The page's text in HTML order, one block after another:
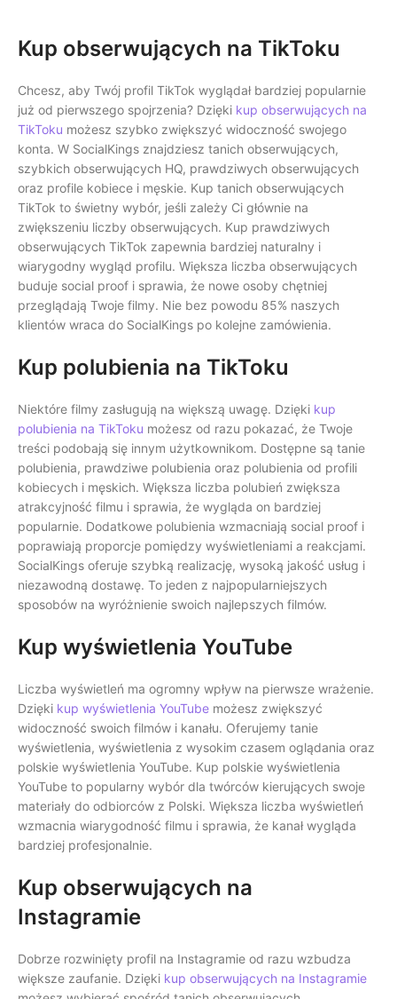
Kup obserwujących na TikToku
Chcesz, aby Twój profil TikTok wyglądał bardziej popularnie
już od pierwszego spojrzenia? Dzięki kup obserwujących na
TikToku możesz szybko zwiększyć widoczność swojego
konta. W SocialKings znajdziesz tanich obserwujących,
szybkich obserwujących HQ, prawdziwych obserwujących
oraz profile kobiece i męskie. Kup tanich obserwujących
TikTok to świetny wybór, jeśli zależy Ci głównie na
zwiększeniu liczby obserwujących. Kup prawdziwych
obserwujących TikTok zapewnia bardziej naturalny i
wiarygodny wygląd profilu. Większa liczba obserwujących
buduje social proof i sprawia, że nowe osoby chętniej
przeglądają Twoje filmy. Nie bez powodu 85% naszych
klientów wraca do SocialKings po kolejne zamówienia.
Kup polubienia na TikToku
Niektóre filmy zasługują na większą uwagę. Dzięki kup
polubienia na TikToku możesz od razu pokazać, że Twoje
treści podobają się innym użytkownikom. Dostępne są tanie
polubienia, prawdziwe polubienia oraz polubienia od profili
kobiecych i męskich. Większa liczba polubień zwiększa
atrakcyjność filmu i sprawia, że wygląda on bardziej
popularnie. Dodatkowe polubienia wzmacniają social proof i
poprawiają proporcje pomiędzy wyświetleniami a reakcjami.
SocialKings oferuje szybką realizację, wysoką jakość usług i
niezawodną dostawę. To jeden z najpopularniejszych
sposobów na wyróżnienie swoich najlepszych filmów.
Kup wyświetlenia YouTube
Liczba wyświetleń ma ogromny wpływ na pierwsze wrażenie.
Dzięki kup wyświetlenia YouTube możesz zwiększyć
widoczność swoich filmów i kanału. Oferujemy tanie
wyświetlenia, wyświetlenia z wysokim czasem oglądania oraz
polskie wyświetlenia YouTube. Kup polskie wyświetlenia
YouTube to popularny wybór dla twórców kierujących swoje
materiały do odbiorców z Polski. Większa liczba wyświetleń
wzmacnia wiarygodność filmu i sprawia, że kanał wygląda
bardziej profesjonalnie.
Kup obserwujących na
Instagramie
Dobrze rozwinięty profil na Instagramie od razu wzbudza
większe zaufanie. Dzięki kup obserwujących na Instagramie